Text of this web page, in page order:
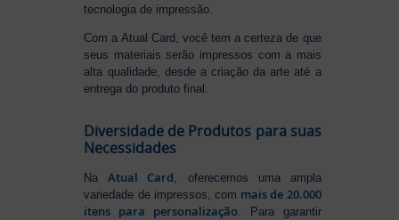
tecnologia de impressão.
Com a Atual Card, você tem a certeza de que
seus materiais serão impressos com a mais
alta qualidade, desde a criação da arte até a
entrega do produto final.
Diversidade de Produtos para suas
Necessidades
NaAtual Card, oferecemos uma ampla
variedade de impressos, com mais de 20.000
itens para personalização. Para garantir